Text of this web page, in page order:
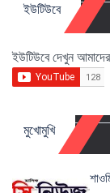
ইউটিউবে
ইউটিউবে দেখুন
মুখোমুখি